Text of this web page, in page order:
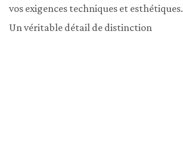
vos exigences techniques et esthétiques.
Un véritable détail de distinction